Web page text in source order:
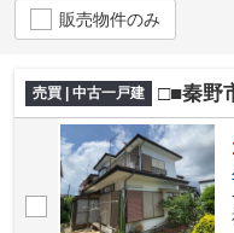
販売物件のみ
売買 | 中古一戸建 □■秦野